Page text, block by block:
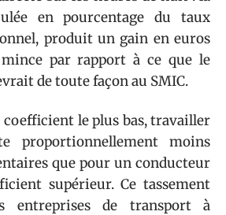
en pourcentage du taux
produit un gain en euros
par rapport à ce que le
de toute façon au SMIC.
coefficient le plus bas, travailler
proportionnellement moins
que pour un conducteur
supérieur. Ce tassement
entreprises de transport à